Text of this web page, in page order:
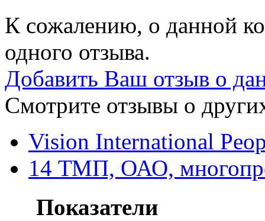
К сожалению, о данной
одного отзыва.
Добавить Ваш отзыв о
Смотрите отзывы о
Vision International
14 ТМП, ОАО,
Показатели